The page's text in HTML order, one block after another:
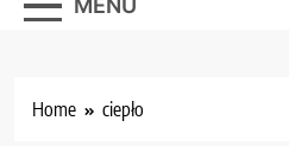
MENU
Home ciepło